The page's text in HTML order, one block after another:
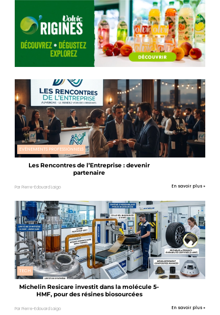
EVÉNEMENTS PROFESSIONNELS
Les Rencontres de l’Entreprise : devenir
partenaire
Par Pierre-Edouard Laigo En savoir plus »
TECH
Michelin Resicare investit dans la molécule 5-
HMF, pour des résines biosourcées
Par Pierre-Edouard Laigo En savoir plus »